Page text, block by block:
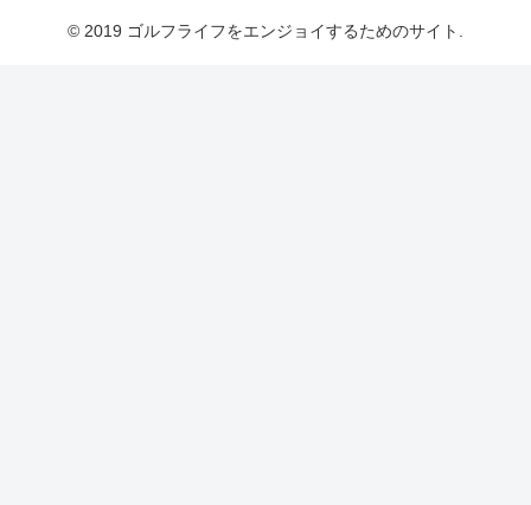
© 2019 ゴルフライフをエンジョイするためのサイト.